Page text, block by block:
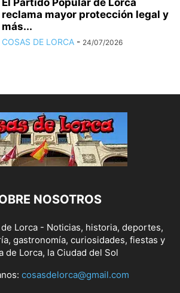
El Partido Popular de Lorca
reclama mayor protección legal y
más...
COSAS DE LORCA - 24/07/2026
NOSOTROS
Lorca - Noticias, historia, deportes,
gastronomía, curiosidades, fiestas y
de Lorca, la Ciudad del Sol
cosasdelorca@gmail.com